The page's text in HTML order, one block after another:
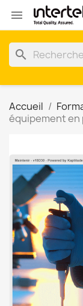

search
Accueil
équipement